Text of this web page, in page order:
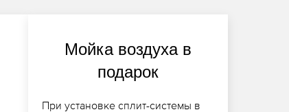
Мойка воздуха в
подарок
При установке сплит-системы в